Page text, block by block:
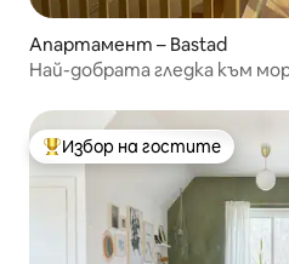
Апартамент – Bastad
Най-добрата гледка към
Най-популярен избор на
Избор на гостите